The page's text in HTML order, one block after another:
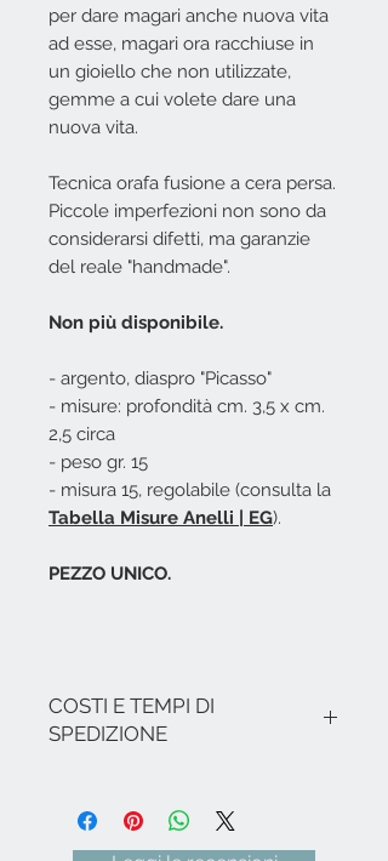
per dare magari anche nuova vita
ad esse, magari ora racchiuse in
un gioiello che non utilizzate,
gemme a cui volete dare una
nuova vita.
Tecnica orafa fusione a cera persa.
Piccole imperfezioni non sono da
considerarsi difetti, ma garanzie
del reale "handmade".
Non più disponibile.
- argento, diaspro "Picasso"
- misure: profondità cm. 3,5 x cm.
2,5 circa
- peso gr. 15
- misura 15, regolabile (consulta la
Tabella Misure Anelli | EG).
PEZZO UNICO.
COSTI E TEMPI DI
SPEDIZIONE
corso, le spese di spedizione per
l'Italia sono le seguenti: € 8,00 per